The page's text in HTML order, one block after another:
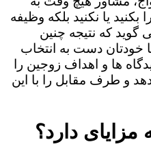
یا نکنید بلکه وظیفه
که نتیجه چنین
خودتان دست به انتخاب
ها و اهداف زوجین را
و طرف مقابل را با این
مزایای دارد؟